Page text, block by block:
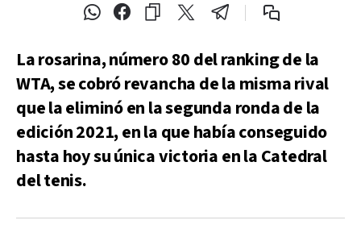
La rosarina, número 80 del ranking de la
WTA, se cobró revancha de la misma rival
que la eliminó en la segunda ronda de la
edición 2021, en la que había conseguido
hasta hoy su única victoria en la Catedral
del tenis.